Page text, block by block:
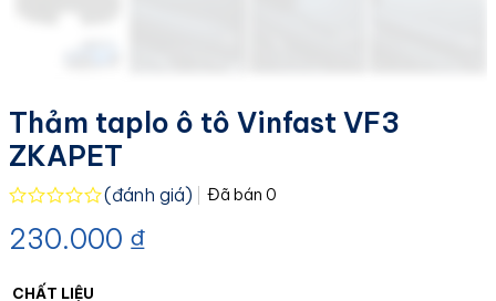
Thảm taplo ô tô Vinfast VF3
ZKAPET
xếp
5
(đánh giá) Đã bán0
230.000 ₫
CHẤT LIỆU